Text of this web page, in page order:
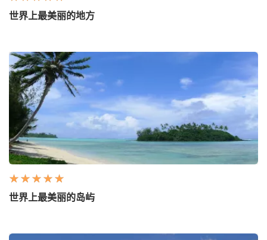
世界上最美丽的地方
世界上最美丽的岛屿